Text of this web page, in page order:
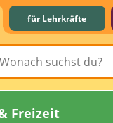
für Lehrkräfte
Schule
Freizeit